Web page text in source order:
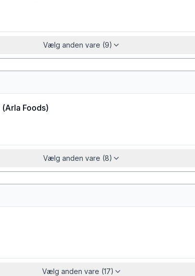
Vælg anden vare (9)
(Arla Foods)
Vælg anden vare (8)
Vælg anden vare (17)